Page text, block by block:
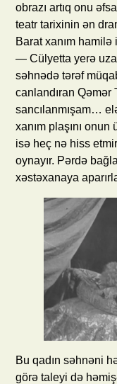
obrazı artıq onu
teatr tarixinin ən
Barat xanım hamilə
— Cülyetta yerə
səhnədə tərəf
canlandıran Qəmər
sancılanmışam…
xanım plaşını onun
isə heç nə hiss
oynayır. Pərdə
xəstəxanaya
Bu qadın səhnəni
görə taleyi də